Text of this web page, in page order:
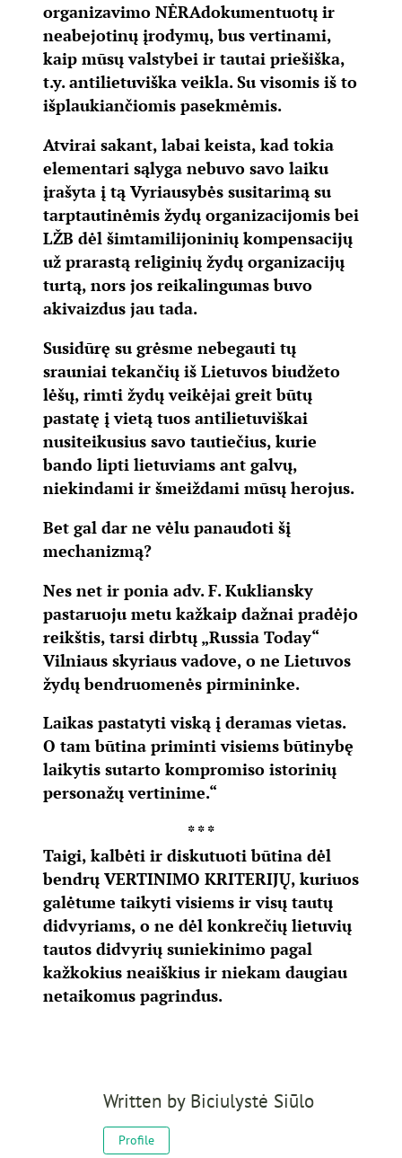
organizavimo NĖRAdokumentuotų ir
neabejotinų įrodymų, bus vertinami,
kaip mūsų valstybei ir tautai priešiška,
t.y. antilietuviška veikla. Su visomis iš to
išplaukiančiomis pasekmėmis.
Atvirai sakant, labai keista, kad tokia
elementari sąlyga nebuvo savo laiku
įrašyta į tą Vyriausybės susitarimą su
tarptautinėmis žydų organizacijomis bei
LŽB dėl šimtamilijoninių kompensacijų
už prarastą religinių žydų organizacijų
turtą, nors jos reikalingumas buvo
akivaizdus jau tada.
Susidūrę su grėsme nebegauti tų
srauniai tekančių iš Lietuvos biudžeto
lėšų, rimti žydų veikėjai greit būtų
pastatę į vietą tuos antilietuviškai
nusiteikusius savo tautiečius, kurie
bando lipti lietuviams ant galvų,
niekindami ir šmeiždami mūsų herojus.
Bet gal dar ne vėlu panaudoti šį
mechanizmą?
Nes net ir ponia adv. F. Kukliansky
pastaruoju metu kažkaip dažnai pradėjo
reikštis, tarsi dirbtų „Russia Today“
Vilniaus skyriaus vadove, o ne Lietuvos
žydų bendruomenės pirmininke.
Laikas pastatyti viską į deramas vietas.
O tam būtina priminti visiems būtinybę
laikytis sutarto kompromiso istorinių
personažų vertinime.“
* * *
Taigi, kalbėti ir diskutuoti būtina dėl
bendrų VERTINIMO KRITERIJŲ, kuriuos
galėtume taikyti visiems ir visų tautų
didvyriams, o ne dėl konkrečių lietuvių
tautos didvyrių suniekinimo pagal
kažkokius neaiškius ir niekam daugiau
netaikomus pagrindus.
Written by Biciulystė Siūlo
Profile